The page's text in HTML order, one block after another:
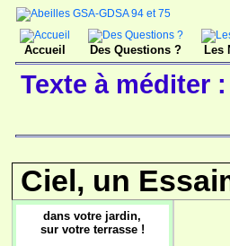
Accueil Des Questions ? Les
Texte à méditer :
Ciel, un
dans votre jardin,
sur votre terrasse !